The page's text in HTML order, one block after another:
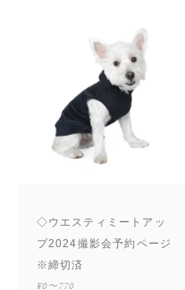
◇ウエスティミートアッ
プ2024撮影会予約ページ
※締切済
¥0〜770